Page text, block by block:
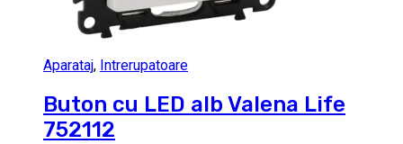
Aparataj, Intrerupatoare
Buton cu LED alb Valena Life
752112